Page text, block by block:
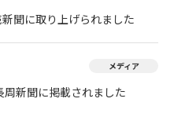
聞に取り上げられました
メディア
新聞に掲載されました